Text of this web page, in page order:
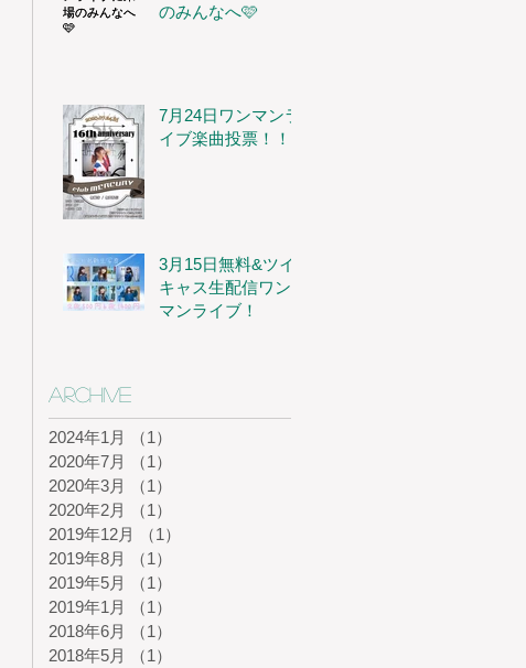
のみんなへ🩷
7月24日ワンマンラ
イブ楽曲投票！！
3月15日無料&ツイ
キャス生配信ワン
マンライブ！
Archive
2024年1月 （1）
2020年7月
（1）
2020年3月
（1）
2020年2月
（1）
2019年12月
（1）
2019年8月
（1）
2019年5月
（1）
2019年1月
（1）
2018年6月
（1）
2018年5月
（1）